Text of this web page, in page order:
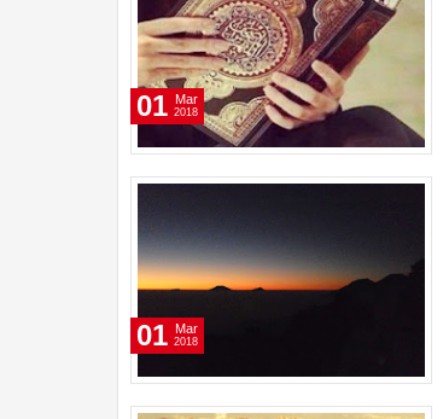
01 Mar
2018
01 Mar
2018